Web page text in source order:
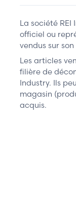
La société
officiel ou
vendus sur
Les articles
filière de
Industry. Ils
magasin
acquis.